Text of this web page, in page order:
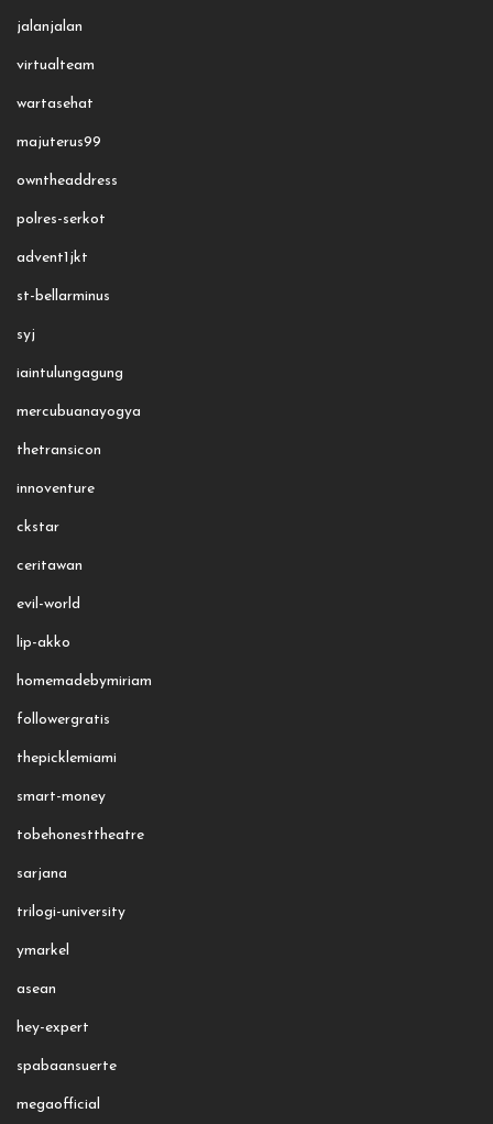
jalanjalan
virtualteam
wartasehat
majuterus99
owntheaddress
polres-serkot
advent1jkt
st-bellarminus
syj
iaintulungagung
mercubuanayogya
thetransicon
innoventure
ckstar
ceritawan
evil-world
lip-akko
homemadebymiriam
followergratis
thepicklemiami
smart-money
tobehonesttheatre
sarjana
trilogi-university
ymarkel
asean
hey-expert
spabaansuerte
megaofficial